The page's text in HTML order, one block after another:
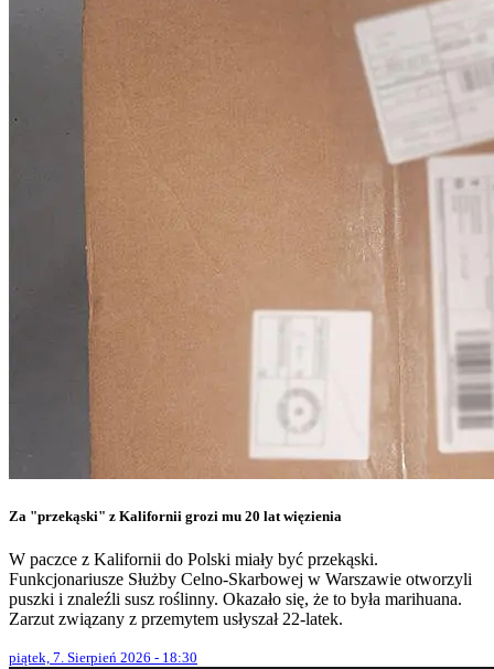
Za "przekąski" z Kalifornii grozi mu 20 lat więzienia
W paczce z Kalifornii do Polski miały być przekąski.
Funkcjonariusze Służby Celno-Skarbowej w Warszawie otworzyli
puszki i znaleźli susz roślinny. Okazało się, że to była marihuana.
Zarzut związany z przemytem usłyszał 22-latek.
piątek, 7. Sierpień 2026 - 18:30